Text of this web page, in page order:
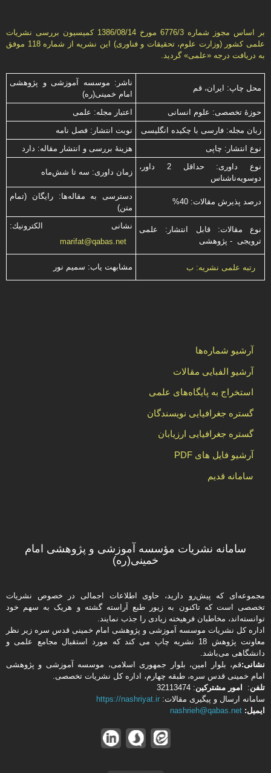
بر اساس مجوز شماره 6776/3 مورخ 1386/08/14 كمیسیون بررسى نشریات
علمى كشور (وزارت علوم، تحقیقات و فناورى) این نشریه از شماره 118 موفق
به دریافت درجه «علمى» گردید.
محل چاپ: ایران، قم
ناشر: موسسه آموزشی و پژوهشی
امام خمینی(ره)
حوزۀ تخصصی: علوم انسانی
اعتبار مجله: علمی
زبان مجله: فارسی با چكیده انگلیسی
نوبت انتشار: فصل نامه
نوع انتشار: چاپی
هزینۀ بررسی و انتشار مقاله: دارد
نوع داوری: حداقل 2 داور،
دوسویه‌ناشناس
زمان داوری: سه تا شش‌ماه
درصد پذیرش مقالات: 40%
دسترسی به مقاله‌ها: رایگان (تمام
متن)
نوع مقالات: قابل انتشار: علمی
ترویجی - پژوهشی
نشانی الكترونیك:
marifat@qabas.net
رتبه علمی نشریه: ب مشابهت ياب: سميم نور
آرشیو شماره‌ها
آرشیو الفبایی مقالات
استخراج به پایگاه‌های علمی
گستره جغرافیایی نویسندگان
گستره جغرافیایی ارزیابان
آرشیو فایل های PDF
سامانه قدیم
سامانه نشریات مؤسسه آموزشی و پژوهشی امام
خمینی(ره)
مجموعه‌ای که پیش‌رو دارید،‌ حاوی اطلاعات اجمالی در خصوص نشریات
تخصصی است که تاکنون به زیور طبع آراسته گشته و هریک به سهم خود
توانسته‌اند، مخاطبان فرهیخته‌ زیادی را جذب نمایند.
اداره كل نشریات موسسه آموزشی و پژوهشی امام خمینی قدس سره زیر نظر
معاونت پژوهش 18 نشریه چاپ می کند که مورد استقبال مجامع علمی و
دانشگاهی می‌باشد.
نشانی:قم، بلوار امین، بلوار جمهوری اسلامی، موسسه آموزشی و پژوهشی
امام خمینی قدس سره، طبقه چهارم، اداره كل نشریات تخصصی.
تلفن: امور مشتركین: 32113474
سامانه ارسال و پیگیری مقالات: https://nashriyat.ir
ایمیل: nashrieh@qabas.net